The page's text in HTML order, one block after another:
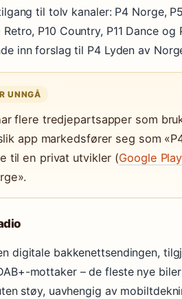
til tolv kanaler: P4 Norge,
Retro, P10 Country, P11 Dance
inn forslag til P4 Lyden av
UNNGÅ
flere tredjepartsapper som
app markedsfører seg som
til en privat utvikler (Google Play
digitale bakkenettsendingen,
mottaker – de fleste nye
støy, uavhengig av